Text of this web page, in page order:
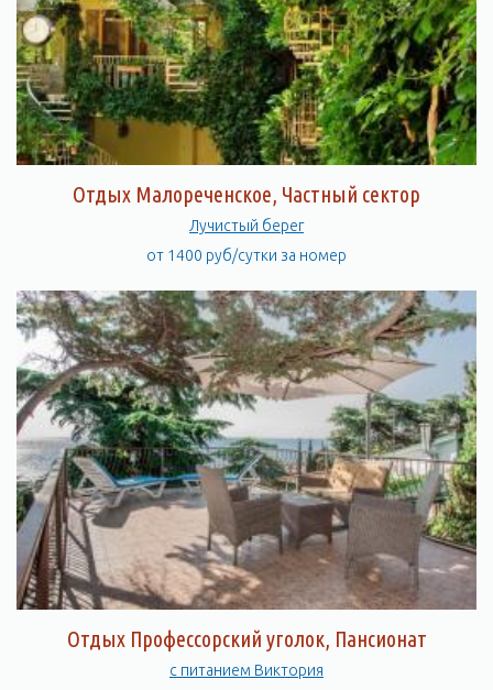
Отдых Малореченское, Частный сектор
Лучистый берег
от 1400 руб/сутки за номер
Отдых Профессорский уголок, Пансионат
с питанием Виктория